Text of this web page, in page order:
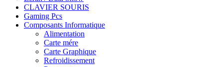
CLAVIER SOURIS
Gaming Pcs
Composants Informatique
Alimentation
Carte mére
Carte Graphique
Refroidissement